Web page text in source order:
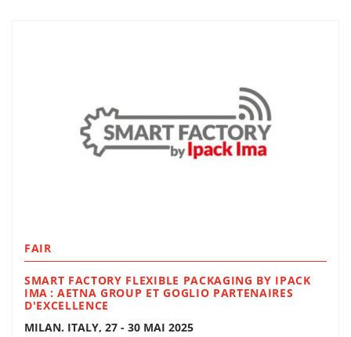
FAIR
SMART FACTORY FLEXIBLE PACKAGING BY IPACK
IMA : AETNA GROUP ET GOGLIO PARTENAIRES
D'EXCELLENCE
MILAN. ITALY, 27 - 30 MAI 2025